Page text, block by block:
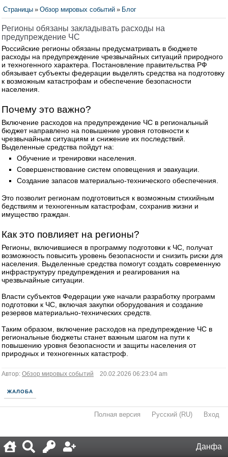
Данфа
Страницы » Обзор мировых событий » Блог
Регионы обязаны закладывать расходы на
предупреждение ЧС
Российские регионы обязаны предусматривать в бюджете
расходы на предупреждение чрезвычайных ситуаций природного
и техногенного характера. Постановление правительства РФ
обязывает субъекты федерации выделять средства на подготовку
к возможным катастрофам и обеспечение безопасности
населения.
Почему это важно?
Включение расходов на предупреждение ЧС в региональный
бюджет направлено на повышение уровня готовности к
чрезвычайным ситуациям и снижение их последствий.
Выделенные средства пойдут на:
Обучение и тренировки населения.
Совершенствование систем оповещения и эвакуации.
Создание запасов материально-технического обеспечения.
Это позволит регионам подготовиться к возможным стихийным
бедствиям и техногенным катастрофам, сохранив жизни и
имущество граждан.
Как это повлияет на регионы?
Регионы, включившиеся в программу подготовки к ЧС, получат
возможность повысить уровень безопасности и снизить риски для
населения. Выделенные средства помогут создать современную
инфраструктуру предупреждения и реагирования на
чрезвычайные ситуации.
Власти субъектов Федерации уже начали разработку программ
подготовки к ЧС, включая закупки оборудования и создание
резервов материально-технических средств.
Таким образом, включение расходов на предупреждение ЧС в
региональные бюджеты станет важным шагом на пути к
повышению уровня безопасности и защиты населения от
природных и техногенных катастроф.
Автор: Обзор мировых событий 20.02.2026 06:23:04 am
ЖАЛОБА
Полная версия Русский (RU) Вход